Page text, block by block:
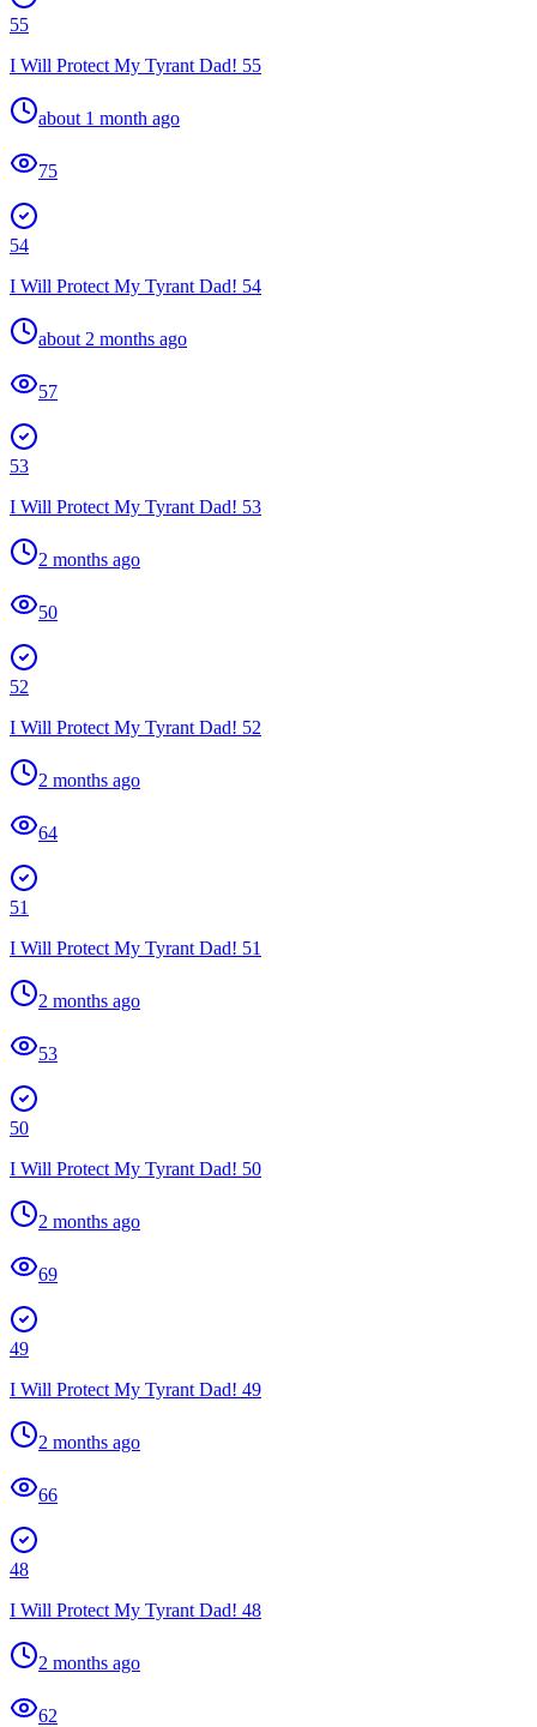
55
I Will Protect My Tyrant Dad! 55
about 1 month ago
75
54
I Will Protect My Tyrant Dad! 54
about 2 months ago
57
53
I Will Protect My Tyrant Dad! 53
2 months ago
50
52
I Will Protect My Tyrant Dad! 52
2 months ago
64
51
I Will Protect My Tyrant Dad! 51
2 months ago
53
50
I Will Protect My Tyrant Dad! 50
2 months ago
69
49
I Will Protect My Tyrant Dad! 49
2 months ago
66
48
I Will Protect My Tyrant Dad! 48
2 months ago
62